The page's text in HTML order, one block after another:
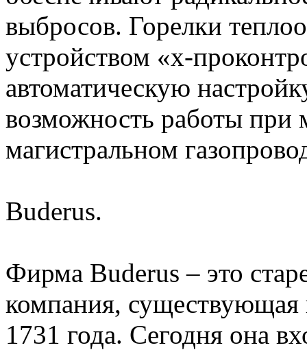
выбросов. Горелки
устройством «x-
автоматическую
возможность работы при
магистральном
Buderus.
Фирма Buderus – это
компания, существующая
1731 года. Сегодня она